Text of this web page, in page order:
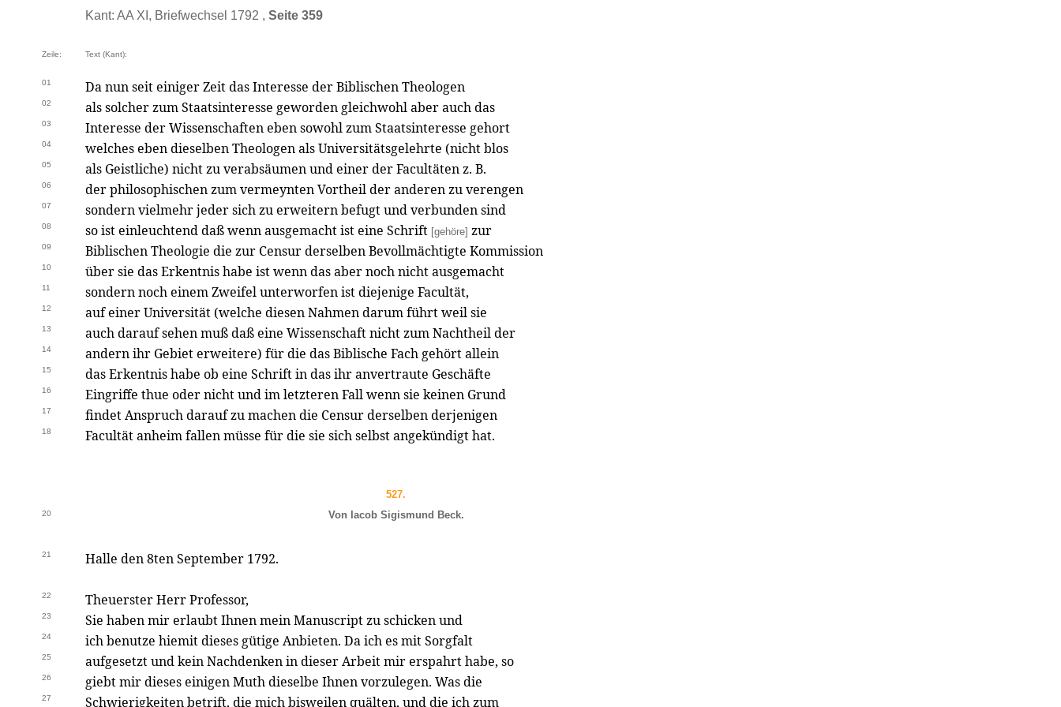
Kant: AA XI, Briefwechsel 1792 , Seite 359
Zeile: Text (Kant):
01 Da nun seit einiger Zeit das Interesse der Biblischen Theologen
02 als solcher zum Staatsinteresse geworden gleichwohl aber auch das
03 Interesse der Wissenschaften eben sowohl zum Staatsinteresse gehort
04 welches eben dieselben Theologen als Universitätsgelehrte (nicht blos
05 als Geistliche) nicht zu verabsäumen und einer der Facultäten z. B.
06 der philosophischen zum vermeynten Vortheil der anderen zu verengen
07 sondern vielmehr jeder sich zu erweitern befugt und verbunden sind
08 so ist einleuchtend daß wenn ausgemacht ist eine Schrift [gehöre] zur
09 Biblischen Theologie die zur Censur derselben Bevollmächtigte Kommission
10 über sie das Erkentnis habe ist wenn das aber noch nicht ausgemacht
11 sondern noch einem Zweifel unterworfen ist diejenige Facultät,
12 auf einer Universität (welche diesen Nahmen darum führt weil sie
13 auch darauf sehen muß daß eine Wissenschaft nicht zum Nachtheil der
14 andern ihr Gebiet erweitere) für die das Biblische Fach gehört allein
15 das Erkentnis habe ob eine Schrift in das ihr anvertraute Geschäfte
16 Eingriffe thue oder nicht und im letzteren Fall wenn sie keinen Grund
17 findet Anspruch darauf zu machen die Censur derselben derjenigen
18 Facultät anheim fallen müsse für die sie sich selbst angekündigt hat.
527.
20 Von Iacob Sigismund Beck.
21 Halle den 8ten September 1792.
22 Theuerster Herr Professor,
23 Sie haben mir erlaubt Ihnen mein Manuscript zu schicken und
24 ich benutze hiemit dieses gütige Anbieten. Da ich es mit Sorgfalt
25 aufgesetzt und kein Nachdenken in dieser Arbeit mir erspahrt habe, so
26 giebt mir dieses einigen Muth dieselbe Ihnen vorzulegen. Was die
27 Schwierigkeiten betrift, die mich bisweilen quälten, und die ich zum